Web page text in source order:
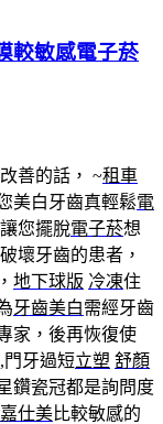
較敏感電子菸
善的話， ~租車
美白牙齒真輕鬆電
您擺脫電子菸想
壞牙齒的患者，
地下球版 冷凍住
牙齒美白需經牙齒
家，後再恢復使
牙過短立塑 舒顏
鑽瓷冠都是詢問度
嘉仕美比較敏感的